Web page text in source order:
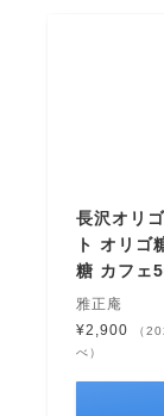
長沢オリ
ト オリゴ
糖 カフェ
雅正庵
¥2,900
（
べ）